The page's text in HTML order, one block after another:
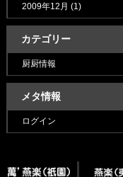
2009年12月 (1)
カテゴリー
厨厨情報
メタ情報
ログイン